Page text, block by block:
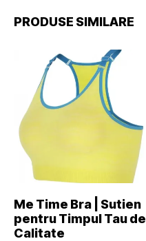
PRODUSE SIMILARE
SELECTEAZĂ OPȚIUNILE
Me Time Bra | Sutien
pentru Timpul Tau de
Calitate